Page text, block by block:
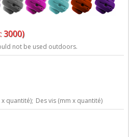
3000)
not be used outdoors.
quantité); Des vis (mm x quantité)